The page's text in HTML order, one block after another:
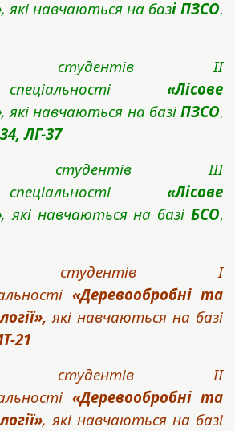
, які навчаються на базі ПЗСО,
студентів IІ
«Лісове
, які навчаються на базіПЗСО,
ЛГ-37
студентів IІІ
«Лісове
, які навчаються на базі БСО,
студентів I
«Деревообробні та
,які навчаються на базі
21
студентів II
«Деревообробні та
, які навчаються на базі